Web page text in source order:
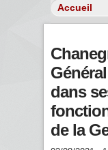
dans
de la